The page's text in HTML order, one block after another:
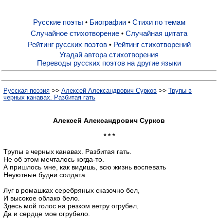
Русские поэты
Биографии
Стихи по темам
Рейтинг русских поэтов
Рейтинг стихотворений
Русские поэты • Биографии• Стихи по темам
Случайное стихотворение • Случайная цитата
Рейтинг русских поэтов• Рейтинг стихотворений
Угадай автора стихотворения
Переводы русских поэтов на другие языки
Русская поэзия >> Алексей Александрович Сурков >> Трупы в
черных канавах. Разбитая гать
Алексей Александрович Сурков
* * *
Трупы в черных канавах. Разбитая гать.
Не об этом мечталось когда-то.
А пришлось мне, как видишь, всю жизнь воспевать
Неуютные будни солдата.
Луг в ромашках серебряных сказочно бел,
И высокое облако бело.
Здесь мой голос на резком ветру огрубел,
Да и сердце мое огрубело.